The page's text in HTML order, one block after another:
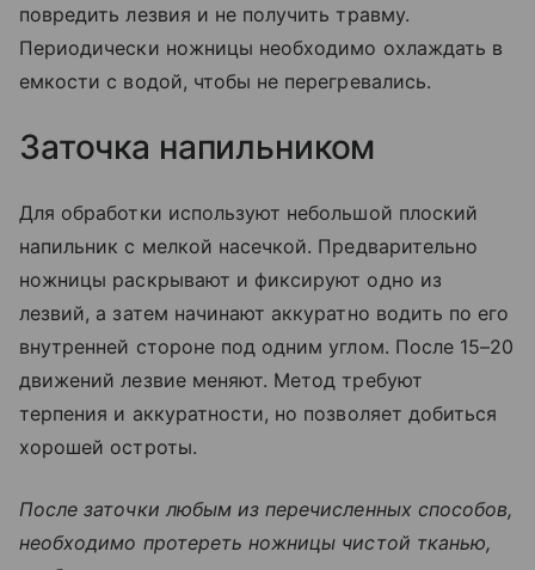
повредить лезвия и не получить травму.
Периодически ножницы необходимо охлаждать в
емкости с водой, чтобы не перегревались.
Заточка напильником
Для обработки используют небольшой плоский
напильник с мелкой насечкой. Предварительно
ножницы раскрывают и фиксируют одно из
лезвий, а затем начинают аккуратно водить по его
внутренней стороне под одним углом. После 15–20
движений лезвие меняют. Метод требуют
терпения и аккуратности, но позволяет добиться
хорошей остроты.
После заточки любым из перечисленных способов,
необходимо протереть ножницы чистой тканью,